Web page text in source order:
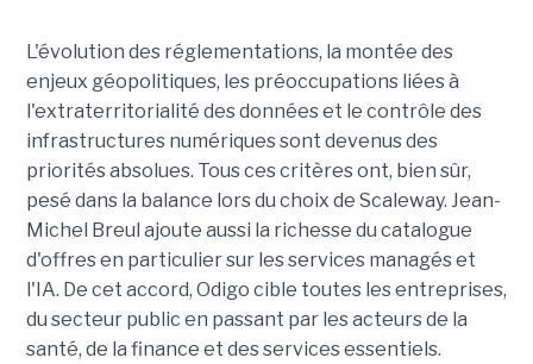
L'évolution des réglementations, la montée des
enjeux géopolitiques, les préoccupations liées à
l'extraterritorialité des données et le contrôle des
infrastructures numériques sont devenus des
priorités absolues. Tous ces critères ont, bien sûr,
pesé dans la balance lors du choix de Scaleway. Jean-
Michel Breul ajoute aussi la richesse du catalogue
d'offres en particulier sur les services managés et
l'IA. De cet accord, Odigo cible toutes les entreprises,
du secteur public en passant par les acteurs de la
santé, de la finance et des services essentiels.